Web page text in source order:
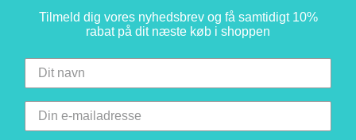
Tilmeld dig vores nyhedsbrev og få samtidigt 10%
rabat på dit næste køb i shoppen